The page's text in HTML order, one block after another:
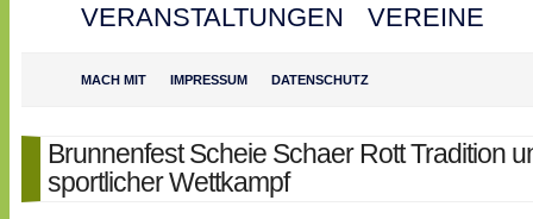
VERANSTALTUNGEN
VEREINE
MACH MIT IMPRESSUM DATENSCHUTZ
Brunnenfest Scheie Schaer Rott Tradition
sportlicher Wettkampf